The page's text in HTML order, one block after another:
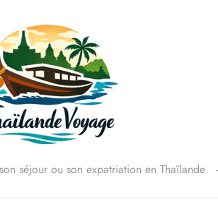
séjour ou son expatriation en Thaïlande